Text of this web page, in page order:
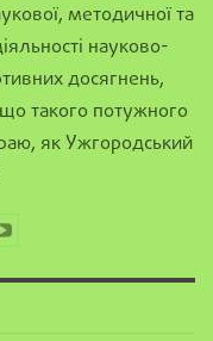
методичної та
науково-
досягнень,
такого потужного
як Ужгородський